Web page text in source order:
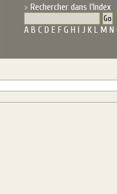
Rechercher dans l'Index
A B C D E F G H I J K L M N